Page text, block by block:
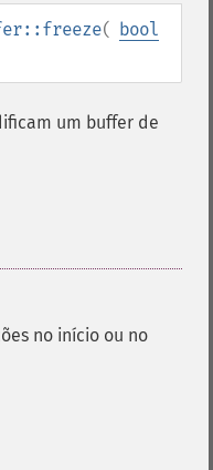
( bool
um buffer de
no início ou no